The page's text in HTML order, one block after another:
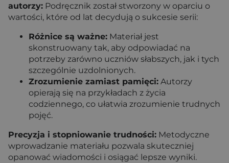
autorzy: Podręcznik został stworzony w oparciu o
wartości, które od lat decydują o sukcesie serii:
Różnice są ważne: Materiał jest
skonstruowany tak, aby odpowiadać na
potrzeby zarówno uczniów słabszych, jak i tych
szczególnie uzdolnionych.
Zrozumienie zamiast pamięci: Autorzy
opierają się na przykładach z życia
codziennego, co ułatwia zrozumienie trudnych
pojęć.
Precyzja i stopniowanie trudności: Metodyczne
wprowadzanie materiału pozwala skuteczniej
opanować wiadomości i osiągać lepsze wyniki.